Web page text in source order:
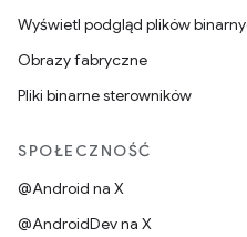
Wyświetl podgląd plików
Obrazy fabryczne
Pliki binarne sterowników
SPOŁECZNOŚĆ
@Android na X
@AndroidDev na X